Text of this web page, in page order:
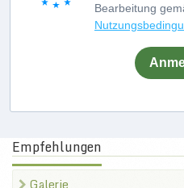
Bearbeitung
Empfehlungen
Galerie